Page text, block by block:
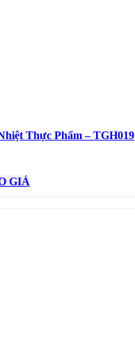
Thực Phẩm – TGH019
GIÁ